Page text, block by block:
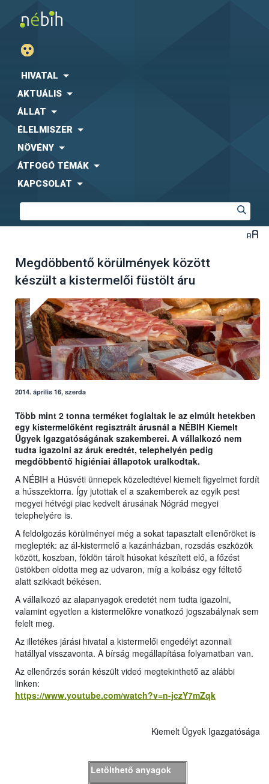
HIVATAL
AKTUÁLIS
ÁLLAT
ÉLELMISZER
NÖVÉNY
ÁTFOGÓ TÉMÁK
KAPCSOLAT
Megdöbbentő körülmények között
készült a kistermelői füstölt áru
2014. április 16, szerda
Több mint 2 tonna terméket foglaltak le az elmúlt hetekben
egy kistermelőként regisztrált árusnál a NÉBIH Kiemelt
Ügyek Igazgatóságának szakemberei. A vállalkozó nem
tudta igazolni az áruk eredtét, telephelyén pedig
megdöbbentő higiéniai állapotok uralkodtak.
A NÉBIH a Húsvéti ünnepek közeledtével kiemelt figyelmet fordít
a hússzektorra. Így jutottak el a szakemberek az egyik pest
megyei hétvégi piac kedvelt árusának Nógrád megyei
telephelyére is.
A feldolgozás körülményei még a sokat tapasztalt ellenőröket is
meglepték: az ál-kistermelő a kazánházban, rozsdás eszközök
között, koszban, földön tárolt húsokat készített elő, a főzést
üstökben oldotta meg az udvaron, míg a kolbász egy féltető
alatt szikkadt békésen.
A vállalkozó az alapanyagok eredetét nem tudta igazolni,
valamint egyetlen a kistermelőkre vonatkozó jogszabálynak sem
felelt meg.
Az illetékes járási hivatal a kistermelői engedélyt azonnali
hatállyal visszavonta. A bírság megállapítása folyamatban van.
Az ellenőrzés során készült videó megtekinthető az alábbi
linken:
https://www.youtube.com/watch?v=n-jczY7mZqk
Kiemelt Ügyek Igazgatósága
Letölthető anyagok